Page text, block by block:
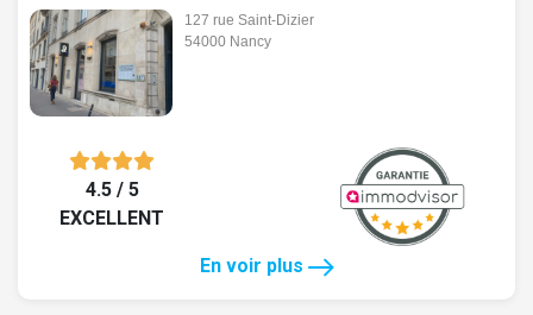
127 rue Saint-Dizier
54000 Nancy
4.5 / 5
EXCELLENT
En voir plus